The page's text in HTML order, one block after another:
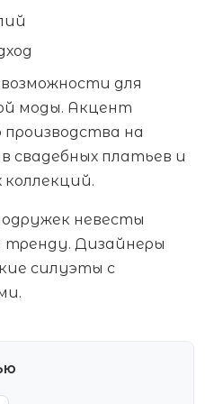
для
моды. Акцент
на
свадебных платьев и
коллекций.
невесты
Дизайнеры
силуэты с